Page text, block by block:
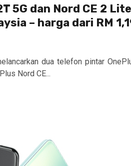
5G dan Nord CE 2
– harga dari RM
dua telefon pintar
Nord CE...